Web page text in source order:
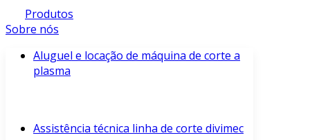
Produtos
Sobre nós
Aluguel e locação de máquina de corte a
plasma
Assistência técnica linha de corte divimec